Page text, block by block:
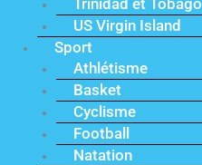
US Virgin Island
Sport
Athlétisme
Basket
Cyclisme
Football
Natation